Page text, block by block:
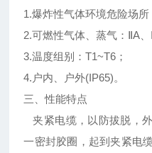
1.爆炸性气体环境危险场所
2.可燃性气体、蒸气：ⅡA、
3.温度组别：T1~T6；
4.户内、户外(IP65)。
三、性能特点
夹紧电缆，以防拔脱，
一密封胶圈，起到夹紧电